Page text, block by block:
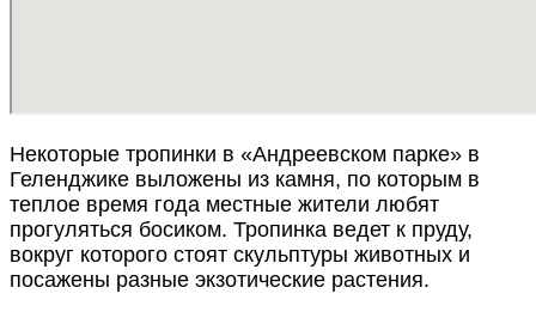
Некоторые тропинки в «Андреевском парке» в
Геленджике выложены из камня, по которым в
теплое время года местные жители любят
прогуляться босиком. Тропинка ведет к пруду,
вокруг которого стоят скульптуры животных и
посажены разные экзотические растения.